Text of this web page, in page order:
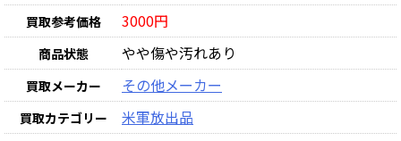
買取参考価格 3000円
商品状態 やや傷や汚れあり
買取メーカー その他メーカー
買取カテゴリー 米軍放出品